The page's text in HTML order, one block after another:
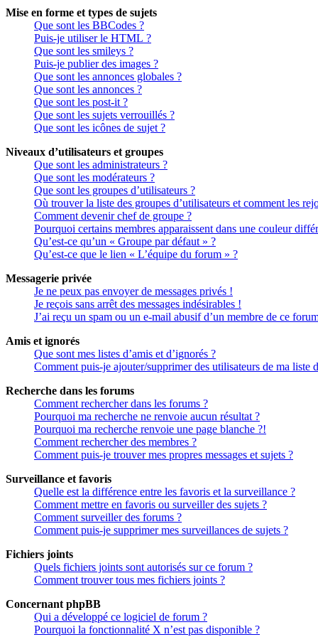
Mise en forme et types de sujets
Que sont les BBCodes ?
Puis-je utiliser le HTML ?
Que sont les smileys ?
Puis-je publier des images ?
Que sont les annonces globales ?
Que sont les annonces ?
Que sont les post-it ?
Que sont les sujets verrouillés ?
Que sont les icônes de sujet ?
Niveaux d’utilisateurs et groupes
Que sont les administrateurs ?
Que sont les modérateurs ?
Que sont les groupes d’utilisateurs ?
Où trouver la liste des groupes d’utilisateurs et comment les
Comment devenir chef de groupe ?
Pourquoi certains membres apparaissent dans une couleur
Qu’est-ce qu’un « Groupe par défaut » ?
Qu’est-ce que le lien « L’équipe du forum » ?
Messagerie privée
Je ne peux pas envoyer de messages privés !
Je reçois sans arrêt des messages indésirables !
J’ai reçu un spam ou un e-mail abusif d’un membre de ce
Amis et ignorés
Que sont mes listes d’amis et d’ignorés ?
Comment puis-je ajouter/supprimer des utilisateurs de ma liste
Recherche dans les forums
Comment rechercher dans les forums ?
Pourquoi ma recherche ne renvoie aucun résultat ?
Pourquoi ma recherche renvoie une page blanche ?!
Comment rechercher des membres ?
Comment puis-je trouver mes propres messages et sujets ?
Surveillance et favoris
Quelle est la différence entre les favoris et la surveillance ?
Comment mettre en favoris ou surveiller des sujets ?
Comment surveiller des forums ?
Comment puis-je supprimer mes surveillances de sujets ?
Fichiers joints
Quels fichiers joints sont autorisés sur ce forum ?
Comment trouver tous mes fichiers joints ?
Concernant phpBB
Qui a développé ce logiciel de forum ?
Pourquoi la fonctionnalité X n’est pas disponible ?